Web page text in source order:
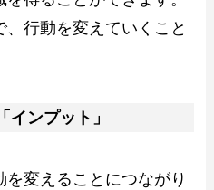
行動を変えていくこと
インプット」
変えることにつながり